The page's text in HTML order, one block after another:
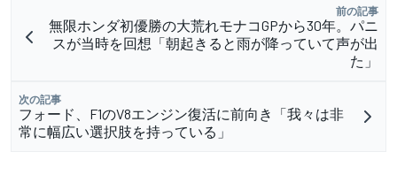
前の記事
無限ホンダ初優勝の大荒れモナコGPから30年。パニ
スが当時を回想「朝起きると雨が降っていて声が出
た」
次の記事
フォード、F1のV8エンジン復活に前向き「我々は非
常に幅広い選択肢を持っている」